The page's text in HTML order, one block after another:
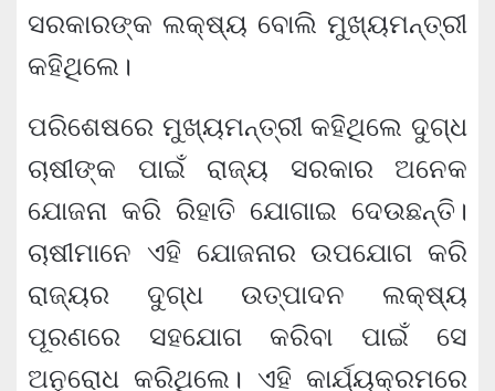
ସରକାରଙ୍କ ଲକ୍ଷ୍ୟ ବୋଲି ମୁଖ୍ୟମନ୍ତ୍ରୀ
କହିଥିଲେ।
ପରିଶେଷରେ ମୁଖ୍ୟମନ୍ତ୍ରୀ କହିଥିଲେ ଦୁଗ୍ଧ
ଚାଷୀଙ୍କ ପାଇଁ ରାଜ୍ୟ ସରକାର ଅନେକ
ଯୋଜନା କରି ରିହାତି ଯୋଗାଇ ଦେଉଛନ୍ତି।
ଚାଷୀମାନେ ଏହି ଯୋଜନାର ଉପଯୋଗ କରି
ରାଜ୍ୟର ଦୁଗ୍‌ଧ ଉତ୍ପାଦନ ଲକ୍ଷ୍ୟ
ପୂରଣରେ ସହଯୋଗ କରିବା ପାଇଁ ସେ
ଅନୁରୋଧ କରିଥିଲେ। ଏହି କାର୍ଯ୍ୟକ୍ରମରେ